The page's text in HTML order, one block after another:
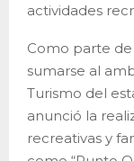
actividades
Como parte de
sumarse al
Turismo del
anunció la
recreativas y